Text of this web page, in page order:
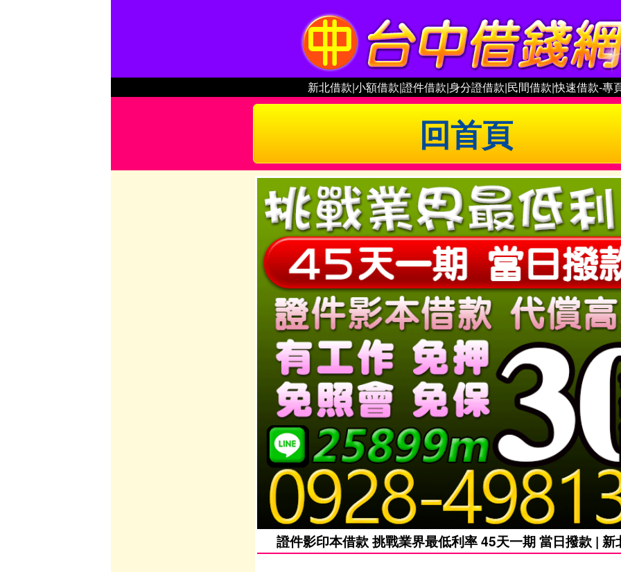
新北借款|小額借款|證件借款|身分證借款|民間借款|快速借款-專
回首頁
證件影印本借款 挑戰業界最低利率 45天一期 當日撥款 | 新